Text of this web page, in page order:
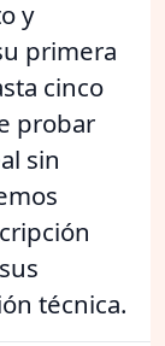
y
primera
cinco
probar
sin
técnica.